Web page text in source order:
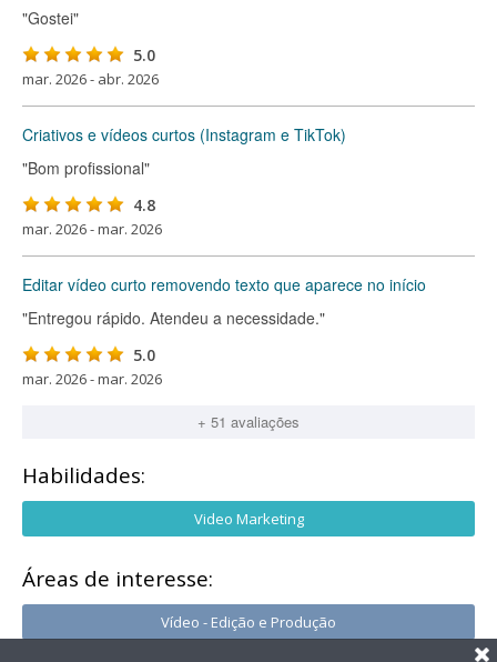
"Gostei"
5.0
mar. 2026 - abr. 2026
Criativos e vídeos curtos (Instagram e TikTok)
"Bom profissional"
4.8
mar. 2026 - mar. 2026
Editar vídeo curto removendo texto que aparece no início
"Entregou rápido. Atendeu a necessidade."
5.0
mar. 2026 - mar. 2026
+ 51 avaliações
Habilidades:
Video Marketing
Áreas de interesse:
Vídeo - Edição e Produção